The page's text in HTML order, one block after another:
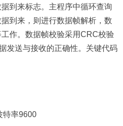
到来标志。主程序中循环查询
到来，则进行数据帧解析，数
作。数据帧校验采用CRC校验
发送与接收的正确性。关键代码
率9600